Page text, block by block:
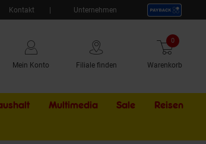
Kontakt Unternehmen
Mein Konto Filiale finden Warenkorb
0 Artikel
Multimedia Sale Externer
Reisen